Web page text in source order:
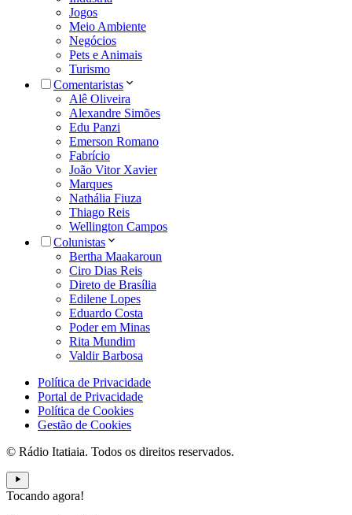
Jogos
Meio Ambiente
Negócios
Pets e Animais
Turismo
Comentaristas
Alê Oliveira
Alexandre Simões
Edu Panzi
Emerson Romano
Fabrício
João Vitor Xavier
Marques
Nathália Fiuza
Thiago Reis
Wellington Campos
Colunistas
Bertha Maakaroun
Ciro Dias Reis
Direto de Brasília
Edilene Lopes
Eduardo Costa
Poder em Minas
Rita Mundim
Valdir Barbosa
Política de Privacidade
Portal de Privacidade
Política de Cookies
Gestão de Cookies
© Rádio Itatiaia. Todos os direitos reservados.
Tocando agora!